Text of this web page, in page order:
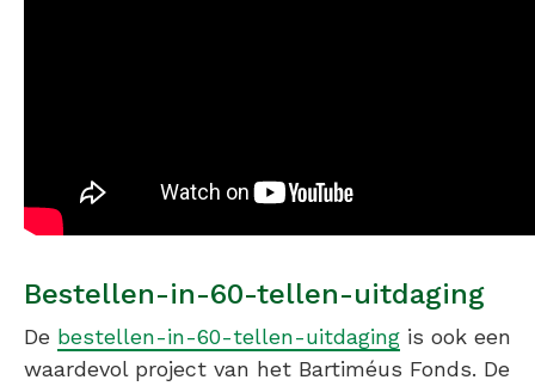
Bestellen-in-60-tellen-uitdaging
De bestellen-in-60-tellen-uitdaging is ook een
waardevol project van het Bartiméus Fonds. De